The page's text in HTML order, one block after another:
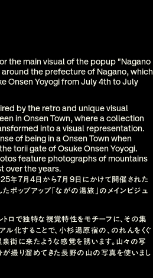
the main visual of the popup "Nagano
the prefecture of Nagano, which
Onsen Yoyogi from July 4th to July
by the retro and unique visual
in Onsen Town, where a collection
into a visual representation.
of being in a Onsen Town when
torii gate of Osuke Onsen Yoyogi.
feature photographs of mountains
over the years.
年7月4日から7月 9日にかけて開催された
ポップアップ「ながの湯旅」のメインビジュ
ロで独特な視覚特性をモチーフに、その集
ル化することで、小杉湯原宿の、のれんをくぐ
街に来たような感覚を誘います。山々の写
撮り溜めてきた長野の山の写真を使いまし